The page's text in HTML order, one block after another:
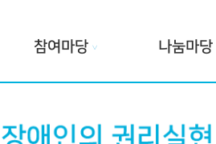
참여마당 ∨ 나눔마당